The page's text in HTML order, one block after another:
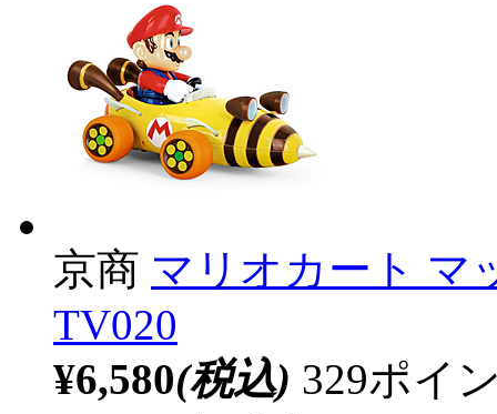
京商 マリオカート マ
TV020
¥6,580(税込) 329ポイ